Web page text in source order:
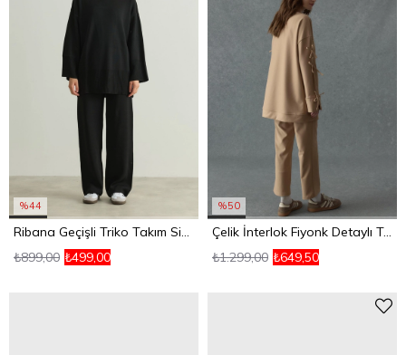
%44
Ribana Geçişli Triko Takım Siyah
₺499,00
₺899,00
%50
Çelik İnterlok Fiyonk Detaylı Takım Camel
₺649,50
₺1.299,00